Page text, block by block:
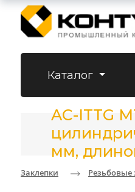
Каталог
AC-ITTG
мм,
Заклепки Резьбовые